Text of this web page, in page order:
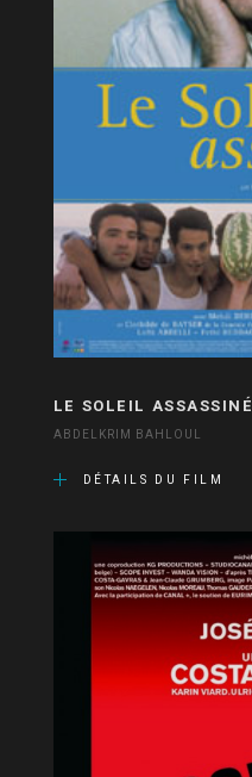
LE SOLEIL ASSASSINÉ
ABDELKRIM BAHLOUL
DÉTAILS DU FILM